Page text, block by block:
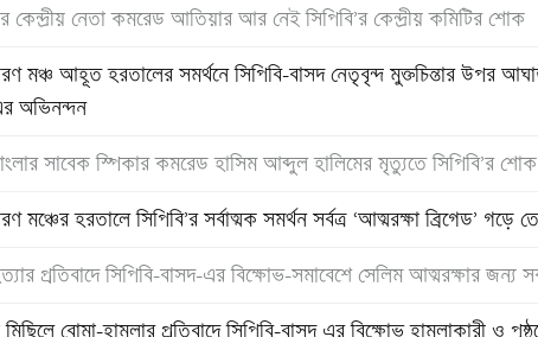
কেন্দ্রীয় নেতা কমরেড আতিয়ার আর নেই সিপিবি’র কেন্দ্রীয় কমিটির শোক
মঞ্চ আহূত হরতালের সমর্থনে সিপিবি-বাসদ নেতৃবৃন্দ মুক্তচিন্তার উপর
অভিনন্দন
সাবেক স্পিকার কমরেড হাসিম আব্দুল হালিমের মৃত্যুতে সিপিবি’র শোক
মঞ্চের হরতালে সিপিবি’র সর্বাত্মক সমর্থন সর্বত্র ‘আত্মরক্ষা ব্রিগেড’ গড়ে
প্রতিবাদে সিপিবি-বাসদ-এর বিক্ষোভ-সমাবেশে সেলিম আত্মরক্ষার জন্য
মিছিলে বোমা-হামলার প্রতিবাদে সিপিবি-বাসদ এর বিক্ষোভ হামলাকারী ও